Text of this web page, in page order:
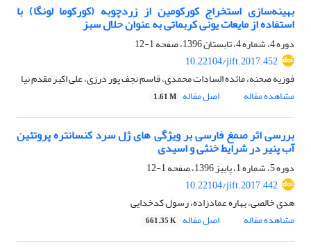
بهینه‌سازی استخراج کورکومین از زردچوبه (کورکوما لونگا) با
استفاده از مایعات یونی کربماتی به عنوان حلال سبز
دوره 4، شماره 4، تابستان 1396، صفحه
1-12
10.22104/jift.2017.452
فوزیه صحنه، مائده السادات محمدی، قاسم نجف پور درزی، علی اکبر مقدم نیا
مشاهده مقاله
اصل مقاله 1.61 M
بررسی اثر صمغ فارسی بر ویژگی های ژل سرد کنسانتره پروتئین
آب پنیر در شرایط خنثی و اسیدی
دوره 5، شماره 1، پاییز 1396، صفحه
1-12
10.22104/jift.2017.442
هدی خالصی، بهاره عمادزاده، رسول کدخدایی
مشاهده مقاله
اصل مقاله 661.35 K